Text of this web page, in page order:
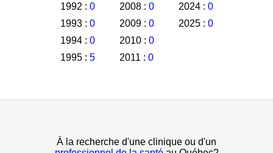
1992 : 0
1993 : 0
1994 : 0
1995 : 5
2008 : 0
2009 : 0
2010 : 0
2011 : 0
2024 : 0
2025 : 0
À la recherche d'une clinique ou d'un